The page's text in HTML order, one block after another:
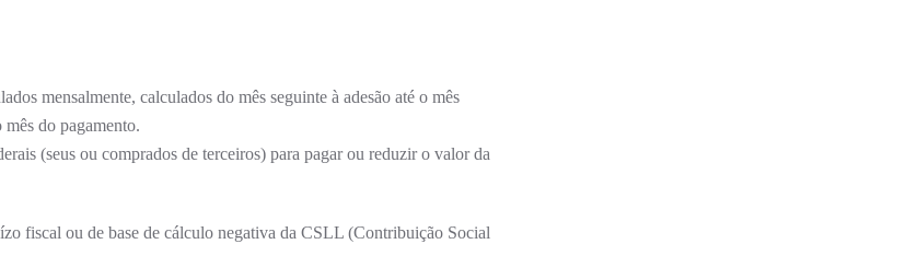
mensalmente, calculados do mês seguinte à adesão até o mês
do pagamento.
(seus ou comprados de terceiros) para pagar ou reduzir o valor da
fiscal ou de base de cálculo negativa da CSLL (Contribuição Social